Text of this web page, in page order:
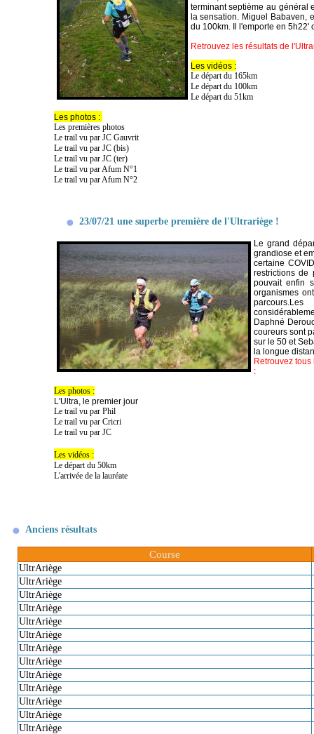
terminant septième au général
la sensation. Miguel Babaven,
du 100km. Il l'emporte en 5h22'
Retrouvez les résultats de
Les vidéos :
Le départ du 165km
Le départ du 100km
Le départ du 51km
Les photos :
Les premières photos
Le trail vu par JC Gauvrit
Le trail vu par JC (bis)
Le trail vu par JC (ter)
Le trail vu par Afum N°1
Le trail vu par Afum N°2
23/07/21 une superbe première de l'Ultrariège !
Le grand
grandiose et
certaine
restrictions de
pouvait enfin
organismes
Daphné Der
coureurs sont
sur le 50 et
la longue
Retrouvez
:
Les photos :
L'Ultra, le premier jour
Le trail vu par Phil
Le trail vu par Cricri
Le trail vu par JC
Les vidéos :
Le départ du 50km
L'arrivée de la lauréate
Anciens résultats
Course
UltrAriège
UltrAriège
UltrAriège
UltrAriège
UltrAriège
UltrAriège
UltrAriège
UltrAriège
UltrAriège
UltrAriège
UltrAriège
UltrAriège
UltrAriège